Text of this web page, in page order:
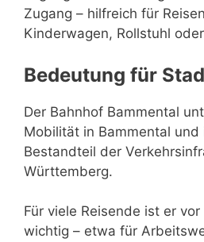
Zugang – hilfreich für
Kinderwagen, Rollstuhl
Bedeutung für
Der Bahnhof Bammental
Mobilität in Bammental
Bestandteil der
Württemberg.
Für viele Reisende ist er
wichtig – etwa für